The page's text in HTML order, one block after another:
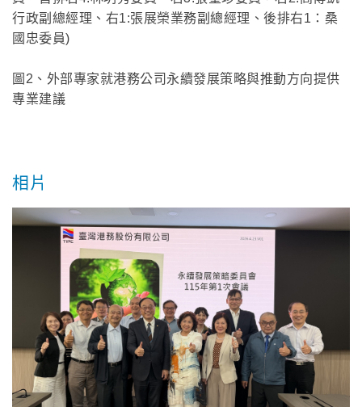
行政副總經理、右1:張展榮業務副總經理、後排右1：桑
國忠委員)
圖2、外部專家就港務公司永續發展策略與推動方向提供
專業建議
相片